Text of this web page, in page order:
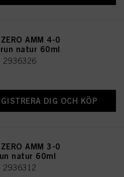
AMM 4-0
natur 60ml
2936326
DIG OCH KÖP
AMM 3-0
natur 60ml
2936312